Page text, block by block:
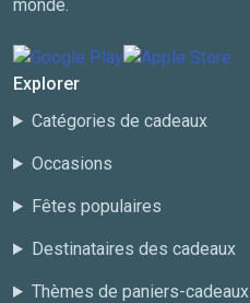
monde.
Explorer
Catégories de cadeaux
Occasions
Fêtes populaires
Destinataires des cadeaux
Thèmes de paniers-cadeaux